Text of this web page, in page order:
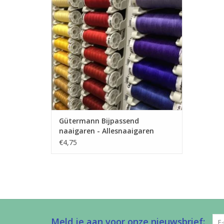
naaimachine. Dit garen kan je gebruiken
voor allerlei stoffen.
TOEVOEGEN AAN WINKELWAGEN
Gütermann Bijpassend
naaigaren - Allesnaaigaren
200m
€4,75